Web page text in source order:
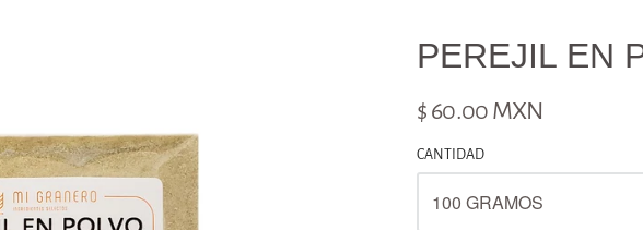
PEREJIL EN
$ 60.00 MXN
CANTIDAD